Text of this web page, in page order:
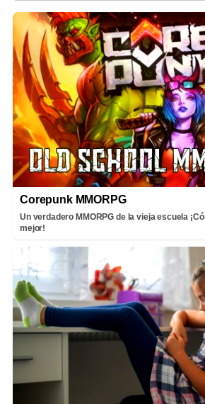
Corepunk MMORPG
Un verdadero MMORPG de la vieja escuela
mejor!